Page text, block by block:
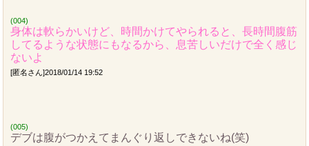
(004)
身体は軟らかいけど、時間かけてやられると、長時間腹筋
してるような状態にもなるから、息苦しいだけで全く感じ
ないよ
[匿名さん]2018/01/14 19:52
(005)
デブは腹がつかえてまんぐり返しできないね(笑)